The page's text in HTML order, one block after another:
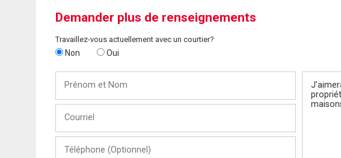
Demander plus de renseignements
Travaillez-vous actuellement avec un courtier?
Non Oui
Nom
(Optionnel)